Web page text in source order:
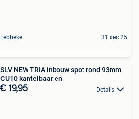
Lebbeke 31 dec 25
SLV NEW TRIA inbouw spot rond 93mm
GU10 kantelbaar en
€ 19,95 Details